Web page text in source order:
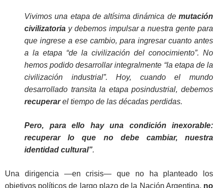
Vivimos una etapa de altísima dinámica de mutación
civilizatoria y debemos impulsar a nuestra gente para
que ingrese a ese cambio, para ingresar cuanto antes
a la etapa “de la civilización del conocimiento”. No
hemos podido desarrollar integralmente “la etapa de la
civilización industrial”. Hoy, cuando el mundo
desarrollado transita la etapa posindustrial, debemos
recuperarel tiempo de las décadas perdidas.
Pero, para ello hay una condición inexorable:
recuperar lo que no debe cambiar, nuestra
identidad cultural”.
Una dirigencia —en crisis— que no ha planteado los
objetivos políticos de largo plazo de la Nación Argentina, no